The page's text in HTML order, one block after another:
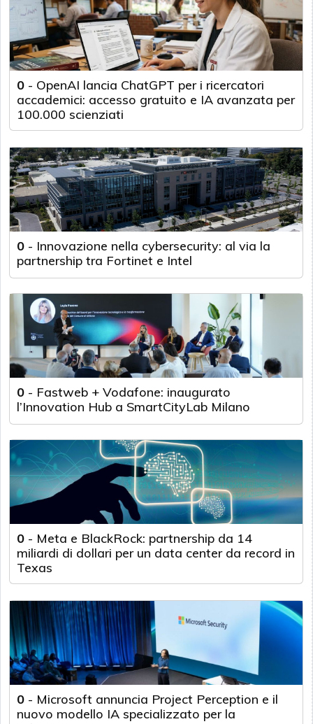
0 - OpenAI lancia ChatGPT per i ricercatori
accademici: accesso gratuito e IA avanzata per
100.000 scienziati
0 - Innovazione nella cybersecurity: al via la
partnership tra Fortinet e Intel
0 - Fastweb + Vodafone: inaugurato
l’Innovation Hub a SmartCityLab Milano
0 - Meta e BlackRock: partnership da 14
miliardi di dollari per un data center da record in
Texas
0 - Microsoft annuncia Project Perception e il
nuovo modello IA specializzato per la